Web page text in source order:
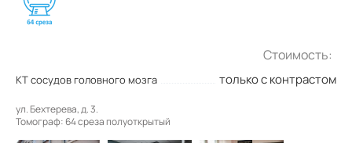
Стоимость:
КТ сосудов головного мозга только с контрастом
ул. Бехтерева, д. 3.
Томограф: 64 среза полуоткрытый